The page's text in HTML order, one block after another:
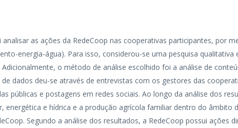
as ações da RedeCoop nas cooperativas participantes, por
energia-água). Para isso, considerou-se uma pesquisa qualitativa
o método de análise escolhido foi a análise de
dados deu-se através de entrevistas com os gestores das
públicas e postagens em redes sociais. Ao longo da análise dos
energética e hídrica e a produção agrícola familiar dentro do âmbito
Segundo a análise dos resultados, a RedeCoop possui ações